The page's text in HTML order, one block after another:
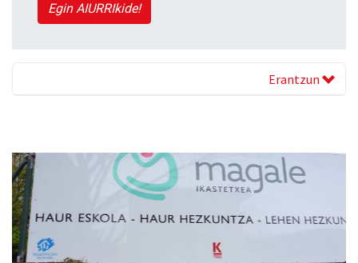
Egin AIURRIkide!
Erantzun